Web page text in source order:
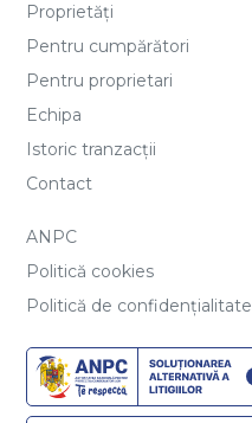
Proprietăți
Pentru cumpărători
Pentru proprietari
Echipa
Istoric tranzacții
Contact
ANPC
Politică cookies
Politică de confidențialitate